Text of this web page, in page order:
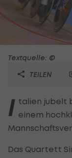
Textquelle: ©
TEILEN
I talien jubelt
einem
Das Quartett